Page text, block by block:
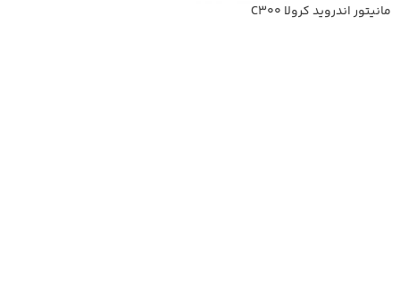
مانیتور اندروید کرولا C300